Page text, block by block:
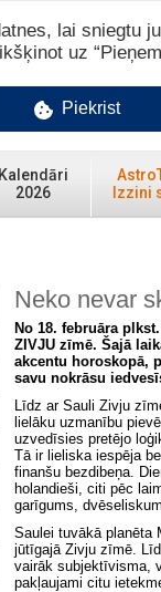
Kalendāri
2026
Izzini
Neko nevar
No 18. februāra
ZIVJU zīmē. Šajā
akcentu horoskopā,
savu nokrāsu
Līdz ar Sauli Zivju
lielāku uzmanību
uzvedīsies pretējo
Tā ir lieliska iespēja
finanšu bezdibeņa.
holandieši, citi pēc
garīgums,
Saulei tuvākā planēta
jūtīgajā Zivju zīmē.
vairāk subjektīvisma,
pakļaujami citu
lai sniegtu
uz
Piekrist